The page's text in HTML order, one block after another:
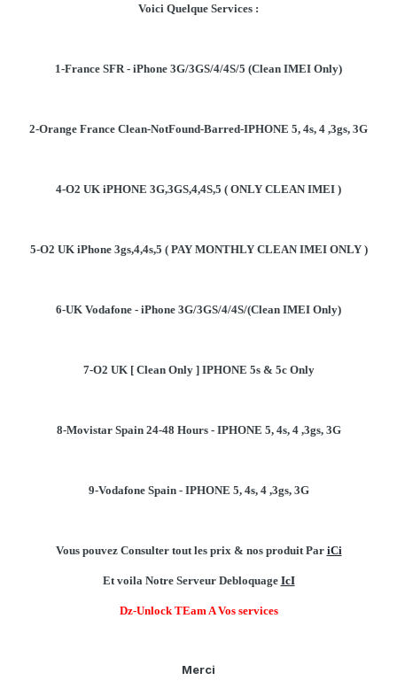
Voici Quelque Services :
1-France SFR - iPhone 3G/3GS/4/4S/5 (Clean IMEI Only)
2-Orange France Clean-NotFound-Barred-IPHONE 5, 4s, 4 ,3gs, 3G
4-O2 UK iPHONE 3G,3GS,4,4S,5 ( ONLY CLEAN IMEI )
5-O2 UK iPhone 3gs,4,4s,5 ( PAY MONTHLY CLEAN IMEI ONLY )
6-UK Vodafone - iPhone 3G/3GS/4/4S/(Clean IMEI Only)
7-O2 UK [ Clean Only ] IPHONE 5s & 5c Only
8-Movistar Spain 24-48 Hours - IPHONE 5, 4s, 4 ,3gs, 3G
9-Vodafone Spain - IPHONE 5, 4s, 4 ,3gs, 3G
Vous pouvez Consulter tout les prix & nos produit Par iCi
Et voila Notre Serveur Debloquage IcI
Dz-Unlock TEam A Vos services
Merci